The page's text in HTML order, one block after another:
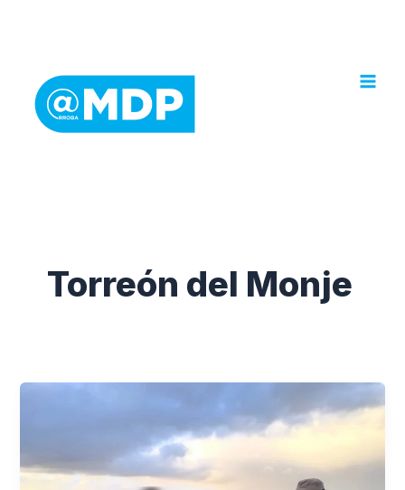
Torreón del Monje